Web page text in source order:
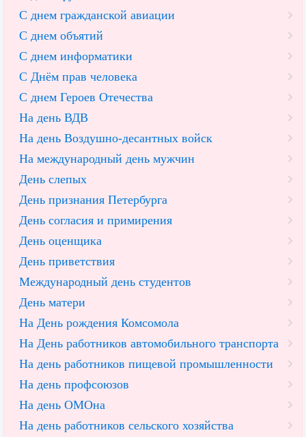
С днем гражданской авиации
С днем объятий
С днем информатики
С Днём прав человека
С днем Героев Отечества
На день ВДВ
На день Воздушно-десантных войск
На международный день мужчин
День слепых
День признания Петербурга
День согласия и примирения
День оценщика
День приветствия
Международный день студентов
День матери
На День рождения Комсомола
На День работников автомобильного транспорта
На день работников пищевой промышленности
На день профсоюзов
На день ОМОна
На день работников сельского хозяйства